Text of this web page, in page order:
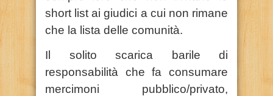
short list ai giudici a cui non rimane
che la lista delle comunità.
Il solito scarica barile di
responsabilità che fa consumare
mercimoni pubblico/privato,